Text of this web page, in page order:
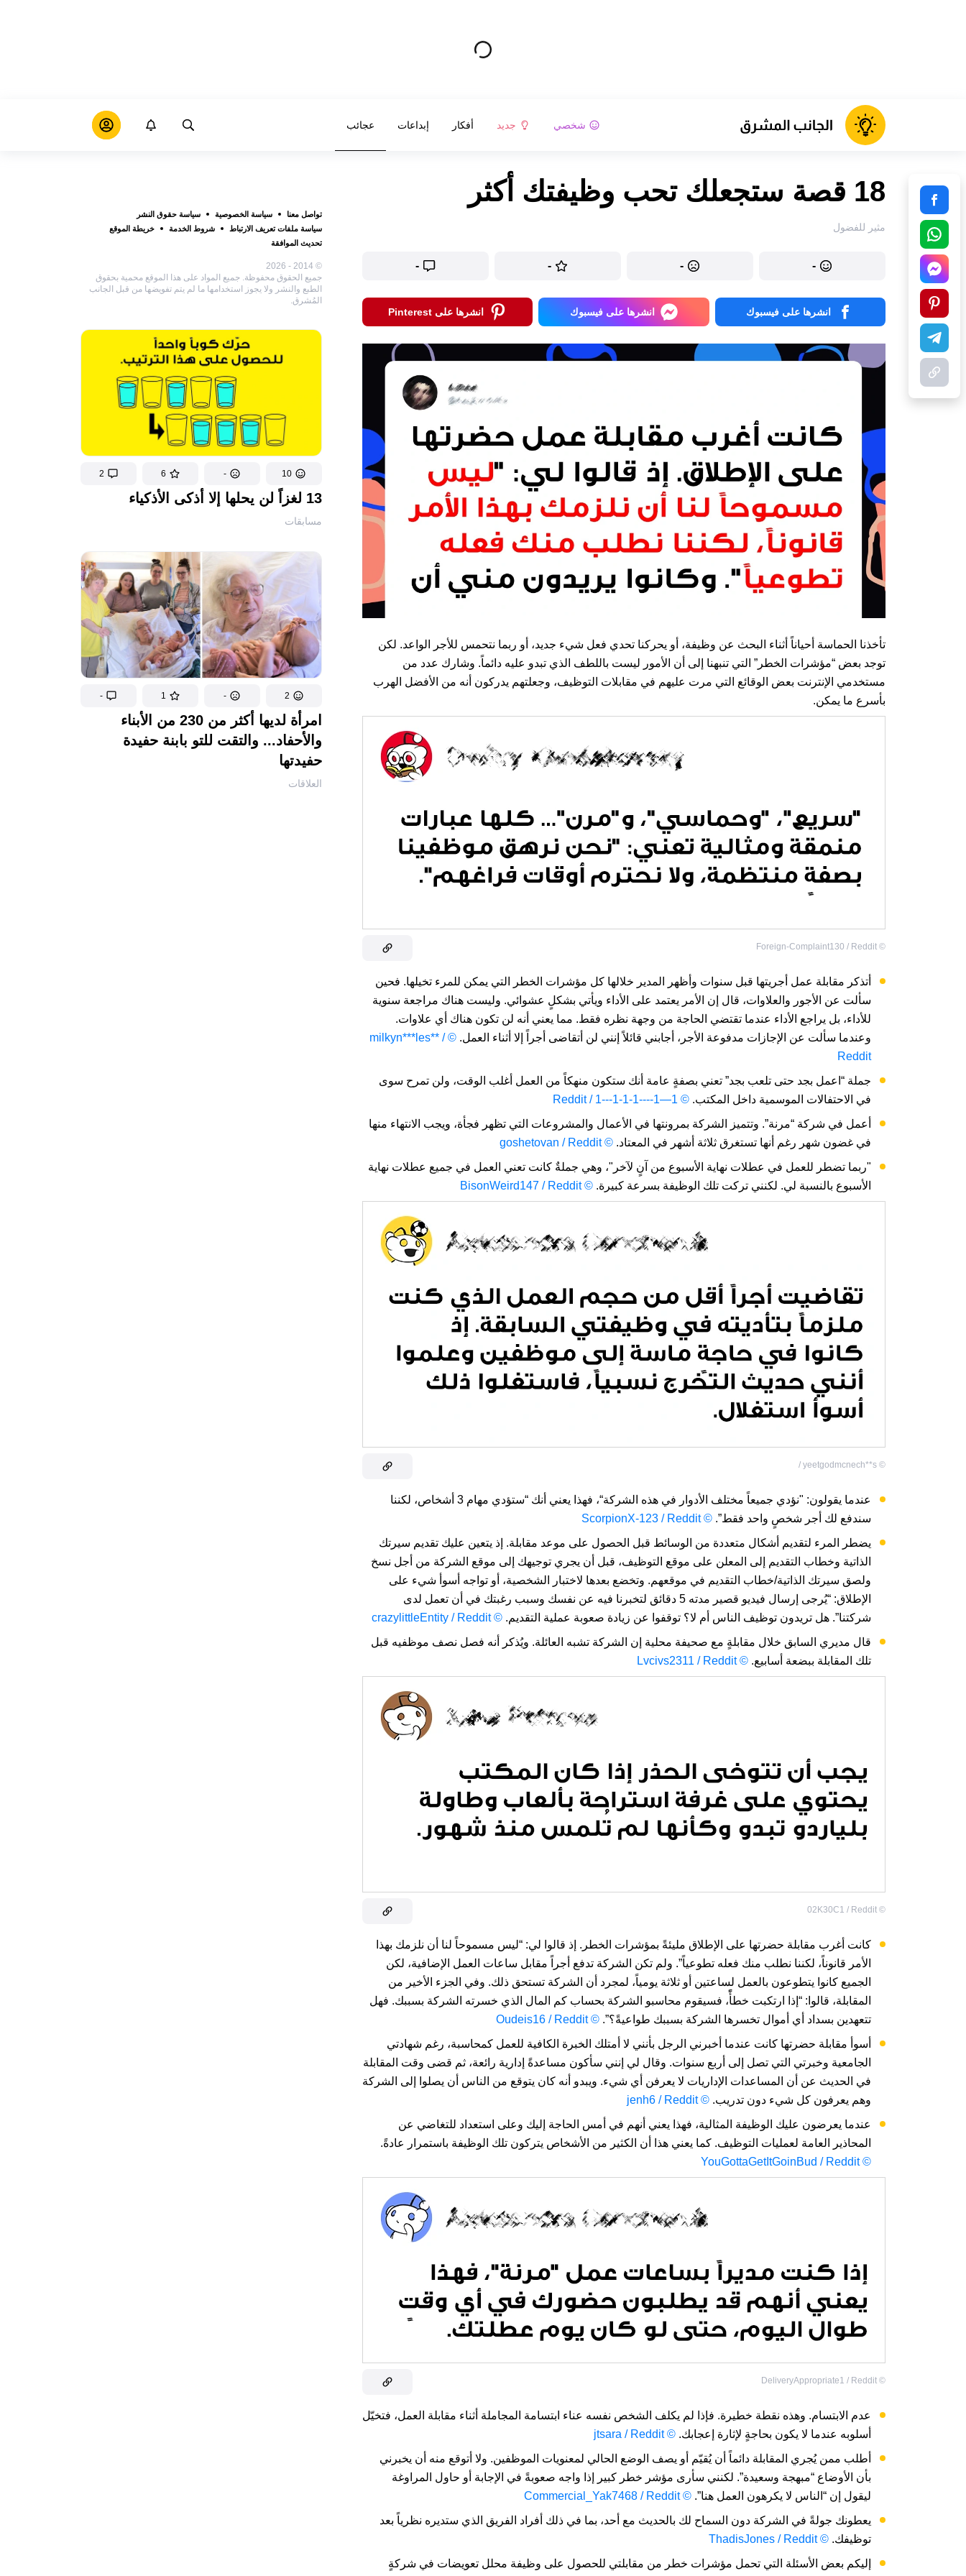
شخصي جديد أفكار إبداعات عجائب
تواصل معنا سياسة الخصوصية
سياسة حقوق النشر
سياسة ملفات تعريف الارتباط
شروط الخدمة
خريطة الموقع
تحديث الموافقة
© 2014 - 2026
جميع الحقوق محفوظة. جميع المواد على هذا الموقع محمية بحقوق
الطبع والنشر ولا يجوز استخدامها ما لم يتم تفويضها من قبل الجانب
المُشرق.
10
-
6
2
13 لغزاً لن يحلها إلا أذكى الأذكياء
مسابقات
2
-
1
-
امرأة لديها أكثر من 230 من الأبناء
والأحفاد... والتقت للتو بابنة حفيدة
حفيدتها
العلاقات
18 قصة ستجعلك تحب وظيفتك أكثر
مثير للفضول
-
-
-
-
انشرها على فيسبوك انشرها على فيسبوك انشرها على Pinterest
تأخذنا الحماسة أحياناً أثناء البحث عن وظيفة، أو يحركنا تحدي فعل شيء جديد، أو ربما نتحمس للأجر الواعد. لكن
توجد بعض “مؤشرات الخطر” التي تنبهنا إلى أن الأمور ليست باللطف الذي تبدو عليه دائماً. وشارك عدد من
مستخدمي الإنترنت بعض الوقائع التي مرت عليهم في مقابلات التوظيف، وجعلتهم يدركون أنه من الأفضل الهرب
بأسرع ما يمكن.
©
Foreign-Complaint130 / Reddit
أتذكر مقابلة عمل أجريتها قبل سنوات وأظهر المدير خلالها كل مؤشرات الخطر التي يمكن للمرء تخيلها. فحين
سألت عن الأجور والعلاوات، قال إن الأمر يعتمد على الأداء ويأتي بشكلٍ عشوائي. وليست هناك مراجعة سنوية
للأداء، بل يراجع الأداء عندما تقتضي الحاجة من وجهة نظره فقط. مما يعني أنه لن تكون هناك أي علاوات.
وعندما سألت عن الإجازات مدفوعة الأجر، أجابني قائلاً إنني لن أتقاضى أجراً إلا أثناء العمل.
© milkyn***les** /
Reddit
جملة “اعمل بجد حتى تلعب بجد” تعني بصفةٍ عامة أنك ستكون منهكاً من العمل أغلب الوقت، ولن تمرح سوى
في الاحتفالات الموسمية داخل المكتب. © 1—1----1-1-1---1 / Reddit
أعمل في شركة “مرنة”. وتتميز الشركة بمرونتها في الأعمال والمشروعات التي تظهر فجأة، ويجب الانتهاء منها
في غضون شهر رغم أنها تستغرق ثلاثة أشهر في المعتاد. © goshetovan / Reddit
"ربما تضطر للعمل في عطلات نهاية الأسبوع من آنٍ لآخر"، وهي جملةٌ كانت تعني العمل في جميع عطلات نهاية
الأسبوع بالنسبة لي. لكنني تركت تلك الوظيفة بسرعة كبيرة. © BisonWeird147 / Reddit
©
yeetgodmcnech**s /
عندما يقولون: "نؤدي جميعاً مختلف الأدوار في هذه الشركة“، فهذا يعني أنك “ستؤدي مهام 3 أشخاص، لكننا
سندفع لك أجر شخصٍ واحد فقط”. © ScorpionX-123 / Reddit
يضطر المرء لتقديم أشكال متعددة من الوسائط قبل الحصول على موعد مقابلة. إذ يتعين عليك تقديم سيرتك
الذاتية وخطاب التقديم إلى المعلن على موقع التوظيف، قبل أن يجري توجيهك إلى موقع الشركة من أجل نسخ
ولصق سيرتك الذاتية/خطاب التقديم في موقعهم. وتخضع بعدها لاختبار الشخصية، أو تواجه أسوأ شيء على
الإطلاق: “يُرجى إرسال فيديو قصير مدته 5 دقائق لتخبرنا فيه عن نفسك وسبب رغبتك في أن تعمل لدى
شركتنا”. هل تريدون توظيف الناس أم لا؟ توقفوا عن زيادة صعوبة عملية التقديم. © crazylittleEntity / Reddit
قال مديري السابق خلال مقابلةٍ مع صحيفة محلية إن الشركة تشبه العائلة. ويُذكر أنه فصل نصف موظفيه قبل
تلك المقابلة ببضعة أسابيع. © Lvcivs2311 / Reddit
©
02K30C1 / Reddit
كانت أغرب مقابلة حضرتها على الإطلاق مليئةً بمؤشرات الخطر. إذ قالوا لي: “ليس مسموحاً لنا أن نلزمك بهذا
الأمر قانوناً، لكننا نطلب منك فعله تطوعياً”. ولم تكن الشركة تدفع أجراً مقابل ساعات العمل الإضافية، لكن
الجميع كانوا يتطوعون بالعمل لساعتين أو ثلاثة يومياً، لمجرد أن الشركة تستحق ذلك. وفي الجزء الأخير من
المقابلة، قالوا: “إذا ارتكبت خطأًً، فسيقوم محاسبو الشركة بحساب كم المال الذي خسرته الشركة بسببك. فهل
تتعهدين بسداد أي أموال تخسرها الشركة بسببك طواعيةً؟”. © Oudeis16 / Reddit
أسوأ مقابلة حضرتها كانت عندما أخبرني الرجل بأنني لا أمتلك الخبرة الكافية للعمل كمحاسبة، رغم شهادتي
الجامعية وخبرتي التي تصل إلى أربع سنوات. وقال لي إنني سأكون مساعدةً إدارية رائعة، ثم قضى وقت المقابلة
في الحديث عن أن المساعدات الإداريات لا يعرفن أي شيء. ويبدو أنه كان يتوقع من الناس أن يصلوا إلى الشركة
وهم يعرفون كل شيء دون تدريب. © jenh6 / Reddit
عندما يعرضون عليك الوظيفة المثالية، فهذا يعني أنهم في أمس الحاجة إليك وعلى استعداد للتغاضي عن
المحاذير العامة لعمليات التوظيف. كما يعني هذا أن الكثير من الأشخاص يتركون تلك الوظيفة باستمرار عادةً.
© YouGottaGetItGoinBud / Reddit
©
DeliveryAppropriate1 / Reddit
عدم الابتسام. وهذه نقطة خطيرة. فإذا لم يكلف الشخص نفسه عناء ابتسامة المجاملة أثناء مقابلة العمل، فتخيّل
أسلوبه عندما لا يكون بحاجةٍ لإثارة إعجابك. © jtsara / Reddit
أطلب ممن يُجري المقابلة دائماً أن يُقيّم أو يصف الوضع الحالي لمعنويات الموظفين. ولا أتوقع منه أن يخبرني
بأن الأوضاع “مبهجة وسعيدة”. لكنني سأرى مؤشر خطر كبير إذا واجه صعوبةً في الإجابة أو حاول المراوغة
ليقول إن “الناس لا يكرهون العمل هنا”. © Commercial_Yak7468 / Reddit
يعطونك جولةً في الشركة دون السماح لك بالحديث مع أحد، بما في ذلك أفراد الفريق الذي ستديره نظرياً بعد
توظيفك. © ThadisJones / Reddit
إليكم بعض الأسئلة التي تحمل مؤشرات خطر من مقابلتي للحصول على وظيفة محلل تعويضات في شركةٍ